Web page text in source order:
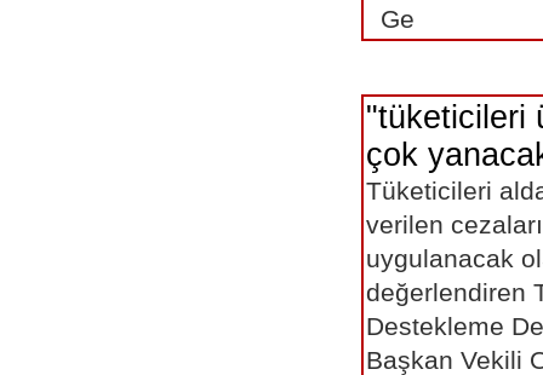
Ge
"tüketicileri
çok
Tüketicileri
verilen
uygulanacak
değerlendiren
Destekleme
Başkan Vekili